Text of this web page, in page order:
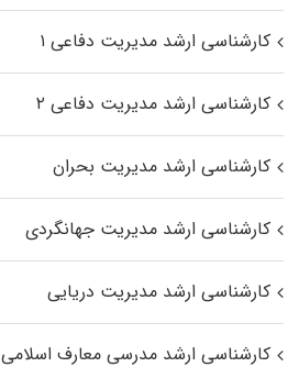
کارشناسی ارشد مدیریت دفاعی ۱
کارشناسی ارشد مدیریت دفاعی ۲
کارشناسی ارشد مدیریت بحران
کارشناسی ارشد مدیریت جهانگردی
کارشناسی ارشد مدیریت دریایی
کارشناسی ارشد مدرسی معارف اسلامی